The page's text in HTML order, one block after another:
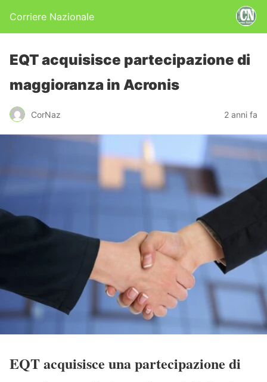
Corriere Nazionale
EQT acquisisce partecipazione di
maggioranza in Acronis
CorNaz 2 anni fa
EQT acquisisce una partecipazione di